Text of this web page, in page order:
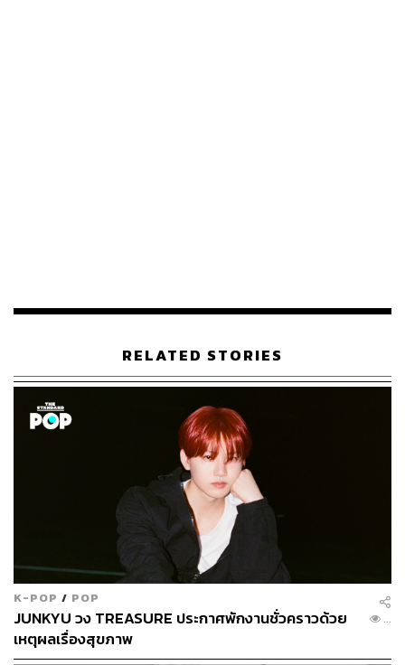
Beauty Editor | THE STANDARD LIFE
RELATED STORIES
K-POP / POP
JUNKYU วง TREASURE ประกาศพักงานชั่วคราวด้วย
เหตุผลเรื่องสุขภาพ
...